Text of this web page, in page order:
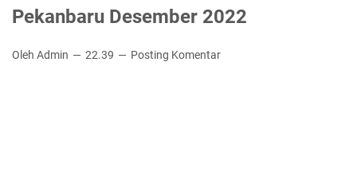
Pekanbaru Desember 2022
Oleh Admin 22.39 Posting Komentar